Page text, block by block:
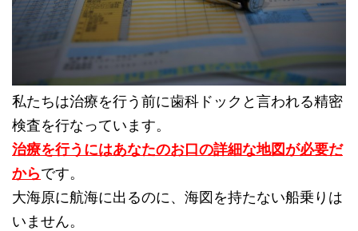
私たちは治療を行う前に歯科ドックと言われる精密
検査を行なっています。
治療を行うにはあなたのお口の詳細な地図が必要だ
からです。
大海原に航海に出るのに、海図を持たない船乗りは
いません。